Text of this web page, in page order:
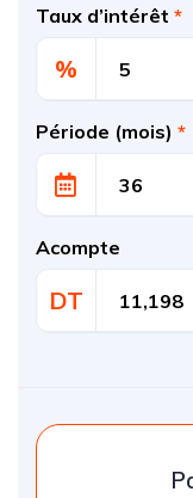
Taux d’intérêt *
%
Période (mois) *
Acompte
DT